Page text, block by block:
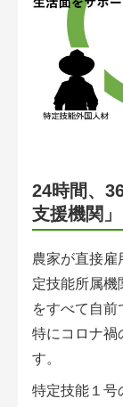
24時間、
支援機関」
農家が直接雇
定技能所属機
をすべて自前
特にコロナ禍
す。
特定技能１号